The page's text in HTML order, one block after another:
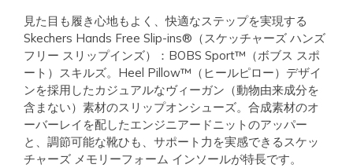
見た目も履き心地もよく、快適なステップを実現する
Skechers Hands Free Slip-ins®（スケッチャーズ ハンズ
フリー スリップインズ）：BOBS Sport™（ボブス スポ
ート）スキルズ。Heel Pillow™（ヒールピロー）デザイ
ンを採用したカジュアルなヴィーガン（動物由来成分を
含まない）素材のスリップオンシューズ。合成素材のオ
ーバーレイを配したエンジニアードニットのアッパー
と、調節可能な靴ひも、サポート力を実感できるスケッ
チャーズ メモリーフォーム インソールが特長です。